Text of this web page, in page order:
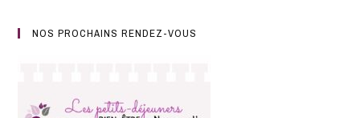
NOS PROCHAINS RENDEZ-VOUS